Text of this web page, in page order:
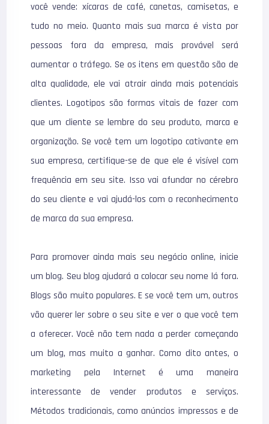
você vende: xícaras de café, canetas, camisetas, e
tudo no meio. Quanto mais sua marca é vista por
pessoas fora da empresa, mais provável será
aumentar o tráfego. Se os itens em questão são de
alta qualidade, ele vai atrair ainda mais potenciais
clientes. Logotipos são formas vitais de fazer com
que um cliente se lembre do seu produto, marca e
organização. Se você tem um logotipo cativante em
sua empresa, certifique-se de que ele é visível com
frequência em seu site. Isso vai afundar no cérebro
do seu cliente e vai ajudá-los com o reconhecimento
de marca da sua empresa.
Para promover ainda mais seu negócio online, inicie
um blog. Seu blog ajudará a colocar seu nome lá fora.
Blogs são muito populares. E se você tem um, outros
vão querer ler sobre o seu site e ver o que você tem
a oferecer. Você não tem nada a perder começando
um blog, mas muito a ganhar. Como dito antes, o
marketing pela Internet é uma maneira
interessante de vender produtos e serviços.
Métodos tradicionais, como anúncios impressos e de